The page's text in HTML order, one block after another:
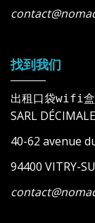
找到我们
出租口袋wifi盒
SARL DÉCIMALE
40-62 avenue
94400 VITRY-